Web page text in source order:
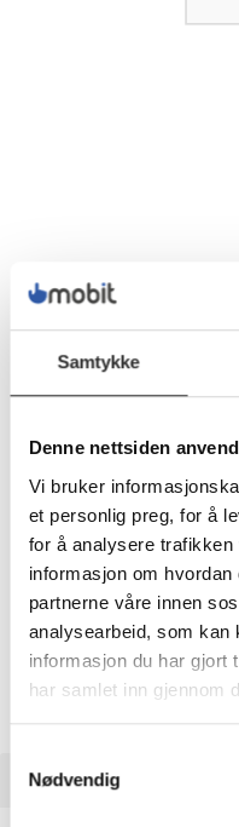
Samtykke
Denne nettsiden
Vi bruker
et personlig preg, for å
for å analysere
informasjon om
partnerne våre innen
analysearbeid, som kan
informasjon du har gjort
har samlet inn gjennom
Nødvendig
137,-
Eks mva
LEGG I
Nettlager: Ikke på
BESKRIVELSE